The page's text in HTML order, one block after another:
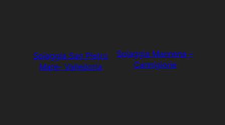
Spiaggia San Pietro
Mare- Valledoria
Spiaggia Mannena –
Cannigione